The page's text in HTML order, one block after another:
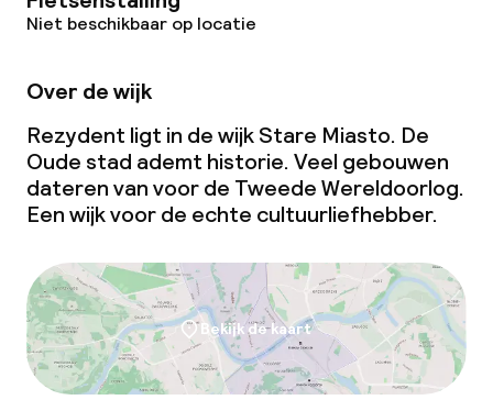
Niet beschikbaar op locatie
Over de wijk
Rezydent ligt in de wijk Stare Miasto. De
Oude stad ademt historie. Veel gebouwen
dateren van voor de Tweede Wereldoorlog.
Een wijk voor de echte cultuurliefhebber.
Bekijk de kaart